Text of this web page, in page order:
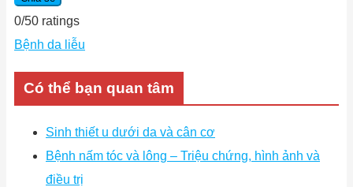
0/50 ratings
Bệnh da liễu
Có thể bạn quan tâm
Sinh thiết u dưới da và cân cơ
Bệnh nấm tóc và lông – Triệu chứng, hình ảnh và
điều trị